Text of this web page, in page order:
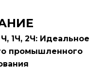
1Ч, 2Ч: Идеальное
промышленного